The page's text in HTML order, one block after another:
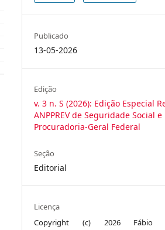
Publicado
13-05-2026
Edição
v. 3 n. S (2026): Edição Especial
ANPPREV de Seguridade Social e
Procuradoria-Geral Federal
Seção
Editorial
Licença
Copyright (c) 2026 Fábio